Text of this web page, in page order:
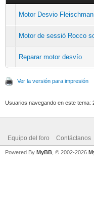
Motor Desvio
Motor de sessió Rocco
Reparar motor desvío
Ver la versión para impresión
Usuarios navegando en este tema:
Equipo del foro Contáctanos
Powered By MyBB , © 2002-2026